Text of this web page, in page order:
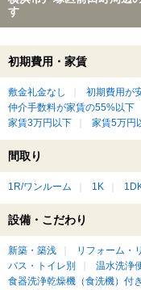
す
初期費用・家賃
敷金礼金なし 初期費用が
仲介手数料が家賃の55%以下
家賃3万円以下
家賃5万円
間取り
1R/ワンルーム 1K
設備・こだわり
新築・築浅 リフォーム・
バス・トイレ別
温水洗浄
食器洗浄乾燥機（食洗機）付き